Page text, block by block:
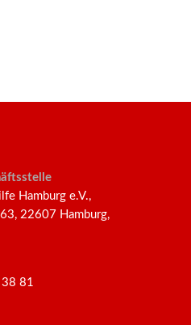
Hamburg e.V.,
22607 Hamburg,
81